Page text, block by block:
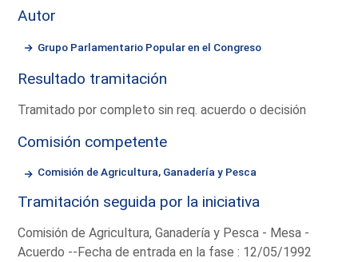
Autor
Grupo Parlamentario Popular en el Congreso
Resultado tramitación
Tramitado por completo sin req. acuerdo o decisión
Comisión competente
Comisión de Agricultura, Ganadería y Pesca
Tramitación seguida por la iniciativa
Comisión de Agricultura, Ganadería y Pesca - Mesa -
Acuerdo --Fecha de entrada en la fase : 12/05/1992